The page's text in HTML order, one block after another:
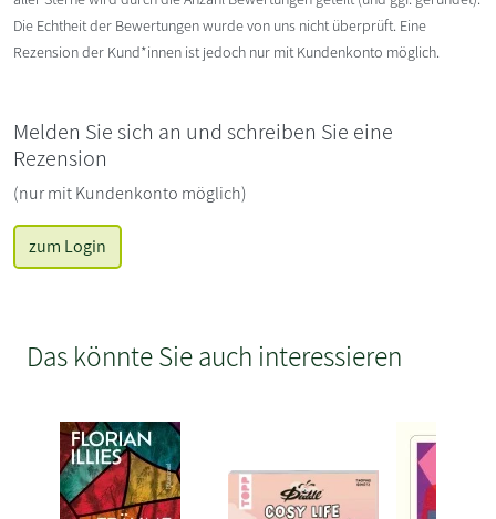
Die Echtheit der Bewertungen wurde von uns nicht überprüft. Eine
Rezension der Kund*innen ist jedoch nur mit Kundenkonto möglich.
Melden Sie sich an und schreiben Sie eine
Rezension
(nur mit Kundenkonto möglich)
zum Login
Das könnte Sie auch interessieren